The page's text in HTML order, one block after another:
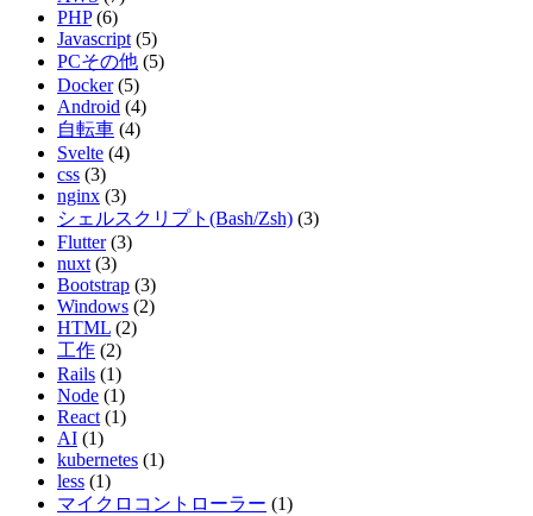
PHP (6)
Javascript (5)
PCその他 (5)
Docker (5)
Android (4)
自転車 (4)
Svelte (4)
css (3)
nginx (3)
シェルスクリプト(Bash/Zsh) (3)
Flutter (3)
nuxt (3)
Bootstrap (3)
Windows (2)
HTML (2)
工作 (2)
Rails (1)
Node (1)
React (1)
AI (1)
kubernetes (1)
less (1)
マイクロコントローラー (1)